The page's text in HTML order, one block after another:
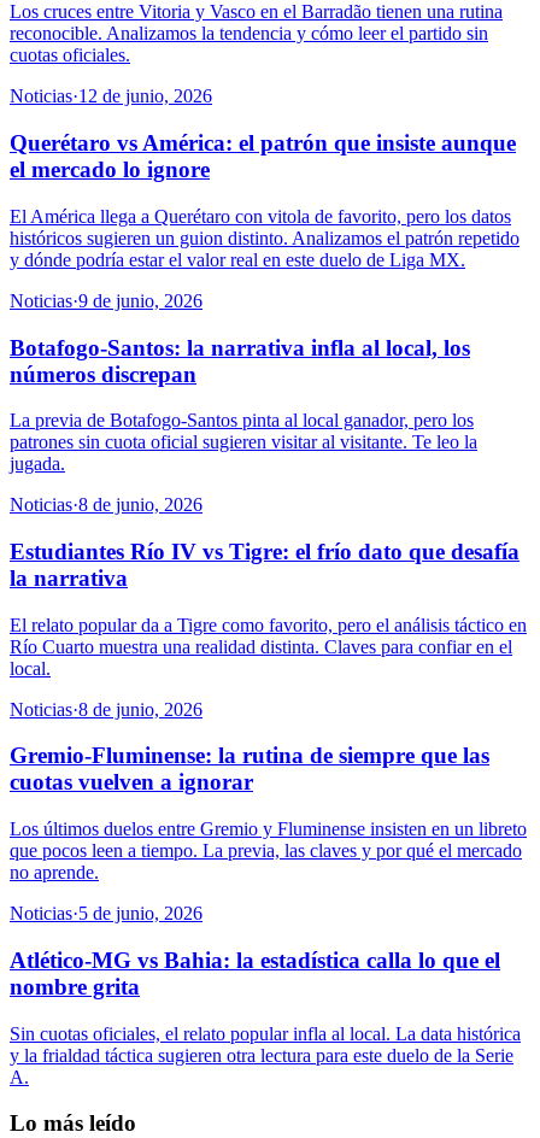
Los cruces entre Vitoria y Vasco en el Barradão tienen una rutina
reconocible. Analizamos la tendencia y cómo leer el partido sin
cuotas oficiales.
Noticias·12 de junio, 2026
Querétaro vs América: el patrón que insiste aunque
el mercado lo ignore
El América llega a Querétaro con vitola de favorito, pero los datos
históricos sugieren un guion distinto. Analizamos el patrón repetido
y dónde podría estar el valor real en este duelo de Liga MX.
Noticias·9 de junio, 2026
Botafogo-Santos: la narrativa infla al local, los
números discrepan
La previa de Botafogo-Santos pinta al local ganador, pero los
patrones sin cuota oficial sugieren visitar al visitante. Te leo la
jugada.
Noticias·8 de junio, 2026
Estudiantes Río IV vs Tigre: el frío dato que desafía
la narrativa
El relato popular da a Tigre como favorito, pero el análisis táctico en
Río Cuarto muestra una realidad distinta. Claves para confiar en el
local.
Noticias·8 de junio, 2026
Gremio-Fluminense: la rutina de siempre que las
cuotas vuelven a ignorar
Los últimos duelos entre Gremio y Fluminense insisten en un libreto
que pocos leen a tiempo. La previa, las claves y por qué el mercado
no aprende.
Noticias·5 de junio, 2026
Atlético-MG vs Bahia: la estadística calla lo que el
nombre grita
Sin cuotas oficiales, el relato popular infla al local. La data histórica
y la frialdad táctica sugieren otra lectura para este duelo de la Serie
A.
Lo más leído